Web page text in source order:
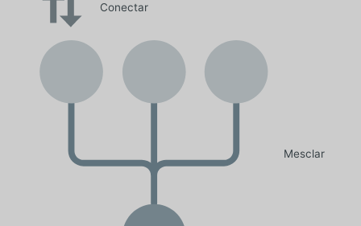
Conectar
Mesclar